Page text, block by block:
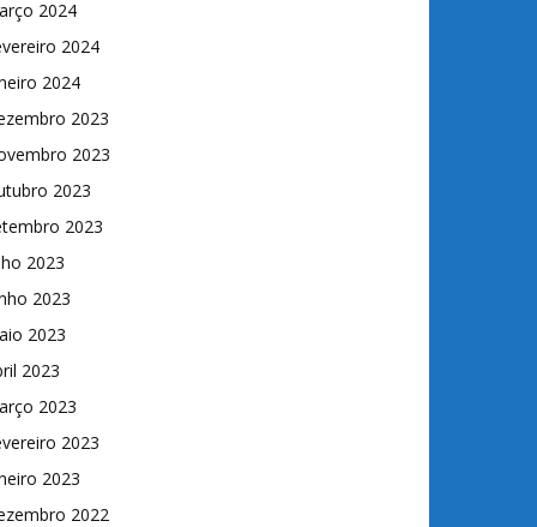
2024
2024
2024
2023
2023
2023
2023
2023
2023
2023
2023
2023
2023
2023
2022